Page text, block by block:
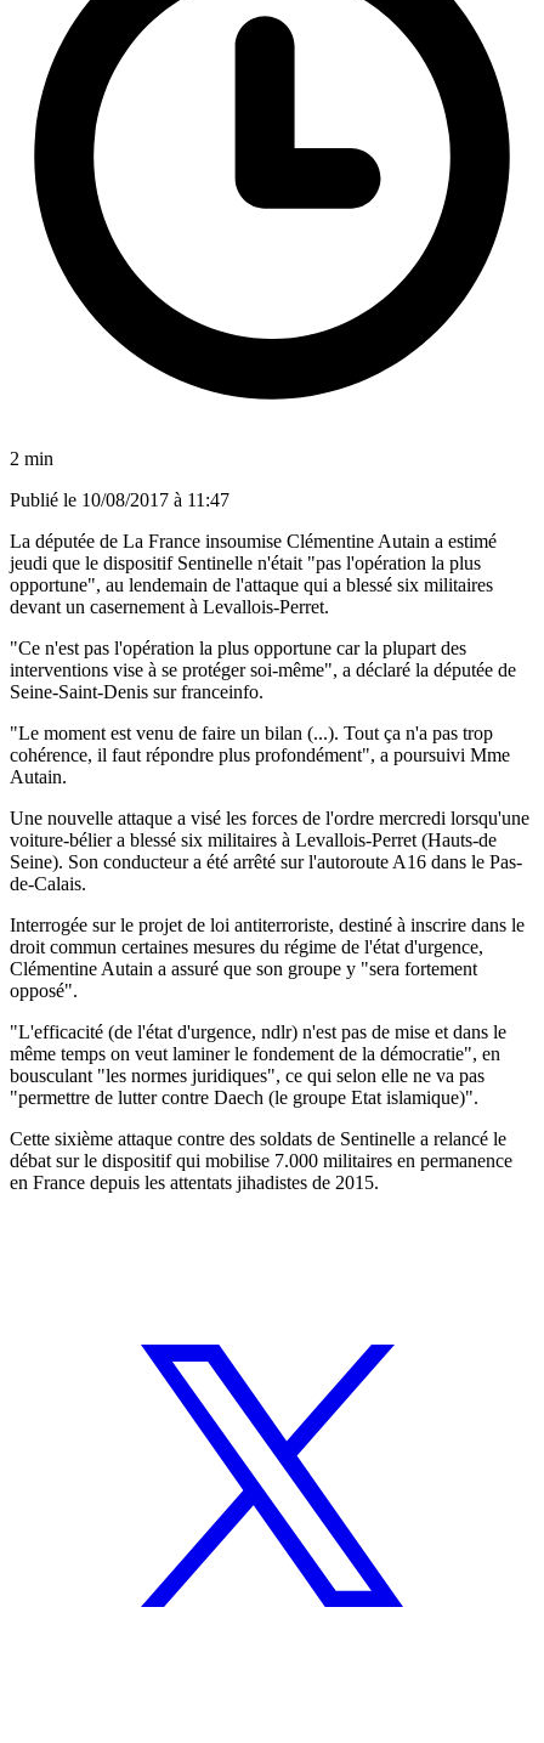
2 min
Publié le 10/08/2017 à 11:47
La députée de La France insoumise Clémentine Autain a estimé
jeudi que le dispositif Sentinelle n'était "pas l'opération la plus
opportune", au lendemain de l'attaque qui a blessé six militaires
devant un casernement à Levallois-Perret.
"Ce n'est pas l'opération la plus opportune car la plupart des
interventions vise à se protéger soi-même", a déclaré la députée de
Seine-Saint-Denis sur franceinfo.
"Le moment est venu de faire un bilan (...). Tout ça n'a pas trop
cohérence, il faut répondre plus profondément", a poursuivi Mme
Autain.
Une nouvelle attaque a visé les forces de l'ordre mercredi lorsqu'une
voiture-bélier a blessé six militaires à Levallois-Perret (Hauts-de
Seine). Son conducteur a été arrêté sur l'autoroute A16 dans le Pas-
de-Calais.
Interrogée sur le projet de loi antiterroriste, destiné à inscrire dans le
droit commun certaines mesures du régime de l'état d'urgence,
Clémentine Autain a assuré que son groupe y "sera fortement
opposé".
"L'efficacité (de l'état d'urgence, ndlr) n'est pas de mise et dans le
même temps on veut laminer le fondement de la démocratie", en
bousculant "les normes juridiques", ce qui selon elle ne va pas
"permettre de lutter contre Daech (le groupe Etat islamique)".
Cette sixième attaque contre des soldats de Sentinelle a relancé le
débat sur le dispositif qui mobilise 7.000 militaires en permanence
en France depuis les attentats jihadistes de 2015.